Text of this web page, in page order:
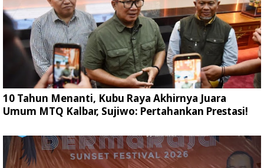
10 Tahun Menanti, Kubu Raya Akhirnya Juara
Umum MTQ Kalbar, Sujiwo: Pertahankan Prestasi!